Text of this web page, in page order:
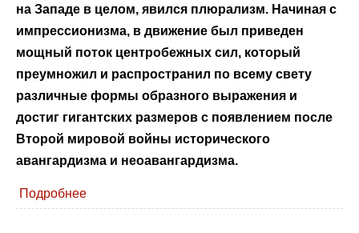
на Западе в целом, явился плюрализм. Начиная с
импрессионизма, в движение был приведен
мощный поток центробежных сил, который
преумножил и распространил по всему свету
различные формы образного выражения и
достиг гигантских размеров с появлением после
Второй мировой войны исторического
авангардизма и неоавангардизма.
Подробнее